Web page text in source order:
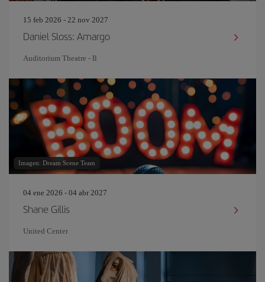
15 feb 2026 - 22 nov 2027
Daniel Sloss: Amargo
Auditorium Theatre - Il
Imagen: Dream Scene Team
04 ene 2026 - 04 abr 2027
Shane Gillis
United Center